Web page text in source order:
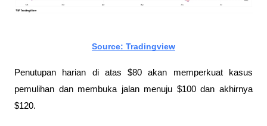
Source: Tradingview
Penutupan harian di atas $80 akan memperkuat kasus
pemulihan dan membuka jalan menuju $100 dan akhirnya
$120.